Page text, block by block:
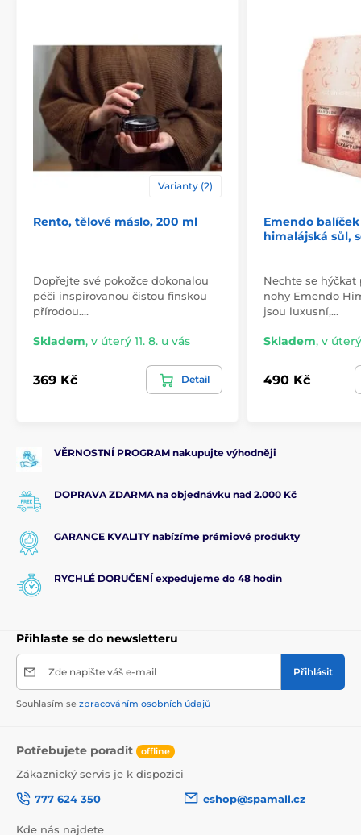
obale výrobku.
Varianty (2)
Rento, tělové máslo, 200 ml
Dopřejte své pokožce dokonalou
péči inspirovanou čistou finskou
přírodou.…
Skladem, v úterý 11. 8. u vás
369 Kč Detail
Emendo
himalájská sůl,
Nechte se
nohy Emendo
jsou luxusní,…
Skladem, v úterý
490 Kč
VĚRNOSTNÍ PROGRAM nakupujte výhodněji
DOPRAVA ZDARMA na objednávku nad 2.000 Kč
GARANCE KVALITY nabízíme prémiové produkty
RYCHLÉ DORUČENÍ expedujeme do 48 hodin
Přihlaste se do newsletteru
Zde napište váš e-mail Přihlásit
Souhlasím se zpracováním osobních údajů
Potřebujete poradit offline
Zákaznický servis je k dispozici
777 624 350
eshop@spamall.cz
Kde nás najdete